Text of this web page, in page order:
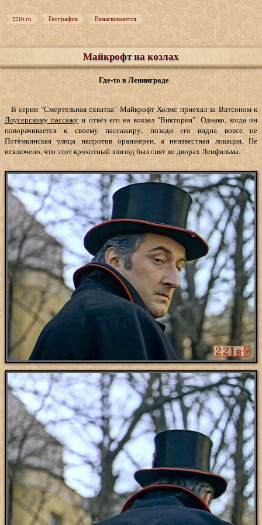
221b.ru География Разыскиваются
Майкрофт на козлах
Где-то в Ленинграде
В серии "Смертельная схватка" Майкрофт Холмс приехал за Ватсоном к
Лоусерскому пассажуи отвёз его на вокзал "Виктория". Однако, когда он
поворачивается к своему пассажиру, позади его видна вовсе не
Потёмкинская улица напротив оранжереи, а неизвестная локация. Не
исключено, что этот крохотный эпизод был снят во дворах Ленфильма.